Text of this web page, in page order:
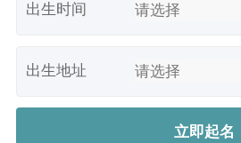
出生时间
出生地址
立即起名